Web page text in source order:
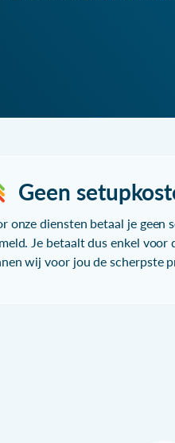
Geen
onze diensten betaal je
Je betaalt dus enkel
wij voor jou de scherpste